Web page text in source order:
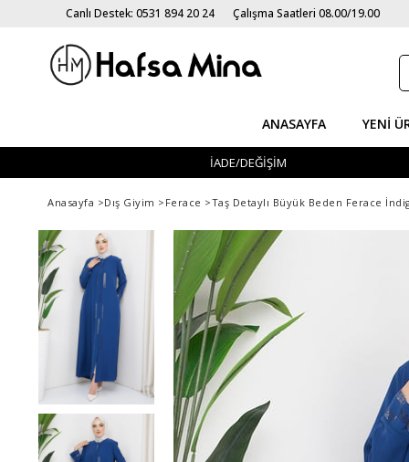
Canlı Destek: 0531 894 20 24 Çalışma Saatleri 08.00/19.00
ANASAYFA YENI
İADE/DEĞİŞİM
Anasayfa >Dış Giyim > Ferace >Taş Detaylı Büyük Beden Ferace